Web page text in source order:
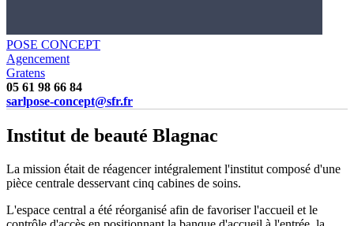
POSE CONCEPT
Agencement
Gratens
05 61 98 66 84
sarlpose-concept@sfr.fr
Institut de beauté Blagnac
La mission était de réagencer intégralement l'institut composé d'une
pièce centrale desservant cinq cabines de soins.
L'espace central a été réorganisé afin de favoriser l'accueil et le